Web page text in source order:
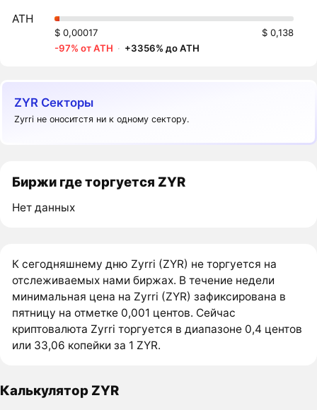
ATH
$ 0,00017
$ 0,138
-97% от ATH · +3356% до ATH
ZYR Секторы
Zyrri не оноситстя ни к одному сектору.
Биржи где торгуется ZYR
Нет данных
К сегодняшнему дню Zyrri (ZYR) не торгуется на
отслеживаемых нами биржах. В течение недели
минимальная цена на Zyrri (ZYR) зафиксирована в
пятницу на отметке 0,001 центов. Сейчас
криптовалюта Zyrri торгуется в диапазоне 0,4 центов
или 33,06 копейки за 1 ZYR.
Калькулятор ZYR